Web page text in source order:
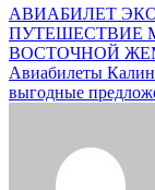
Навигация
по
записям
АВИАБИЛЕТ
ПУТЕШЕСТВИЕ
ВОСТОЧНОЙ
Авиабилеты
выгодные